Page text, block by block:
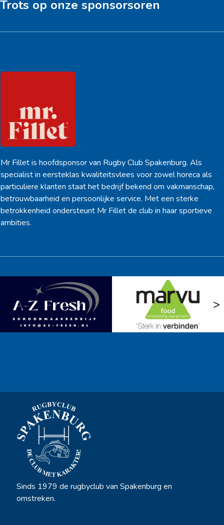
Trots op onze sponsorsoren
Mr Fillet is hoofdsponsor van Rugby Club Spakenburg. Als
specialist in eersteklas kwaliteitsvlees voor zowel horeca als
particuliere klanten staat het bedrijf bekend om vakmanschap,
betrouwbaarheid en persoonlijke service. Met een sterke
betrokkenheid ondersteunt Mr Fillet de club in haar sportieve
ambities.
< >
Sinds 1979 de rugbyclub van Spakenburg en
omstreken.